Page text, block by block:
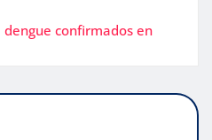
dengue confirmados en